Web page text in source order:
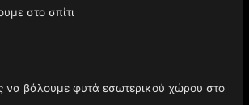
στο σπίτι
να βάλουμε φυτά εσωτερικού χώρου στο